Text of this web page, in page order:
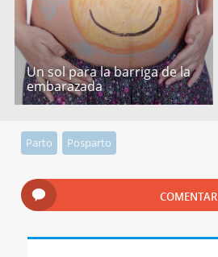
Un sol para la barriga de la
embarazada
Parto Posparto
COMENTAR